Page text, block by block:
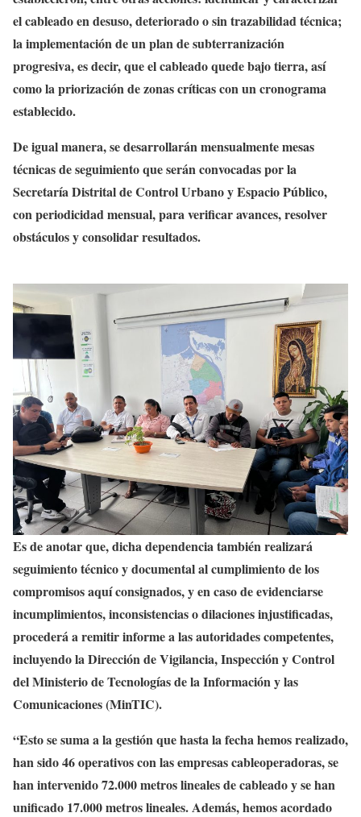
el cableado en desuso, deteriorado o sin trazabilidad técnica;
la implementación de un plan de subterranización
progresiva, es decir, que el cableado quede bajo tierra, así
como la priorización de zonas críticas con un cronograma
establecido.
De igual manera, se desarrollarán mensualmente mesas
técnicas de seguimiento que serán convocadas por la
Secretaría Distrital de Control Urbano y Espacio Público,
con periodicidad mensual, para verificar avances, resolver
obstáculos y consolidar resultados.
Es de anotar que, dicha dependencia también realizará
seguimiento técnico y documental al cumplimiento de los
compromisos aquí consignados, y en caso de evidenciarse
incumplimientos, inconsistencias o dilaciones injustificadas,
procederá a remitir informe a las autoridades competentes,
incluyendo la Dirección de Vigilancia, Inspección y Control
del Ministerio de Tecnologías de la Información y las
Comunicaciones (MinTIC).
“Esto se suma a la gestión que hasta la fecha hemos realizado,
han sido 46 operativos con las empresas cableoperadoras, se
han intervenido 72.000 metros lineales de cableado y se han
unificado 17.000 metros lineales. Además, hemos acordado